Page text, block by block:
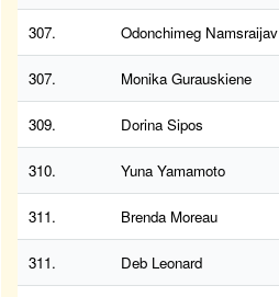
307. Odonchimeg Namsraijav
307. Monika Gurauskiene
309. Dorina Sipos
310. Yuna Yamamoto
311. Brenda Moreau
311. Deb Leonard